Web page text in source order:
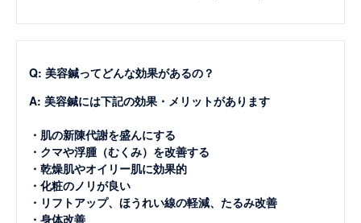
Q: 美容鍼ってどんな効果があるの？
A: 美容鍼には下記の効果・メリットがあります
・肌の新陳代謝を盛んにする
・クマや浮腫（むくみ）を改善する
・乾燥肌やオイリー肌に効果的
・化粧のノリが良い
・リフトアップ、ほうれい線の軽減、たるみ改善
・身体改善